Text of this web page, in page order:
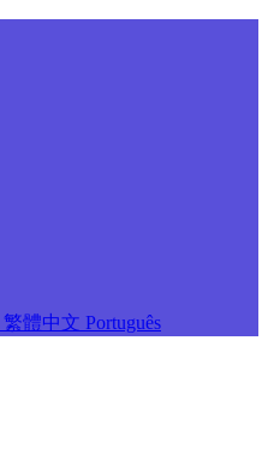
繁體中文 Português